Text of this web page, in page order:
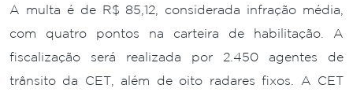
A multa é de R$ 85,12, considerada infração média,
com quatro pontos na carteira de habilitação. A
fiscalização será realizada por 2.450 agentes de
trânsito da CET, além de oito radares fixos. A CET